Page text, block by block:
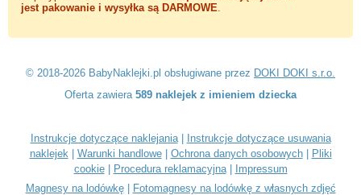
jest pakowanie i wysyłka są DARMOWE
© 2018-2026 BabyNaklejki.pl obsługiwane przez DOKI DOKI s.r.o.
Oferta zawiera 589 naklejek z imieniem dziecka
Instrukcje dotyczące naklejania|
Instrukcje dotyczące usuwania
naklejek| Warunki handlowe| Ochrona danych osobowych|
Pliki
cookie| Procedura reklamacyjna|
Impressum
Magnesy na lodówkę| Fotomagnesy na lodówkę z własnych zdjęć